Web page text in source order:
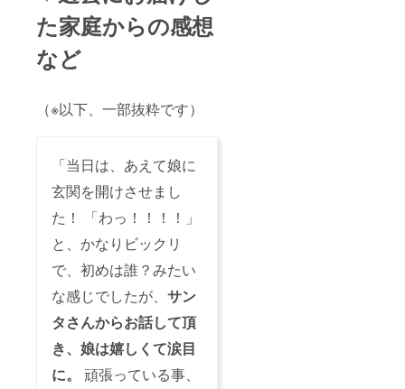
た家庭からの感想
など
（※以下、一部抜粋です）
「当日は、あえて娘に
玄関を開けさせまし
た！ 「わっ！！！！」
と、かなりビックリ
で、初めは誰？みたい
な感じでしたが、 サン
タさんからお話して頂
き、 娘は嬉しくて涙目
に。
頑張っている事、